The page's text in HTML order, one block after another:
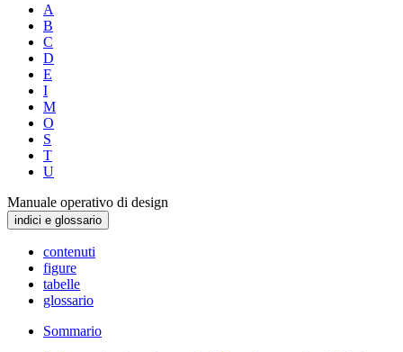
A
B
C
D
E
I
M
O
S
T
U
Manuale operativo di design
indici e glossario
contenuti
figure
tabelle
glossario
Sommario